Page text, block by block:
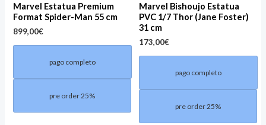
Marvel Estatua Premium
Format Spider-Man 55 cm
899,00€
pago completo
pre order 25%
Marvel Bishoujo Estatua
PVC 1/7 Thor (Jane Foster)
31 cm
173,00€
pago completo
pre order 25%